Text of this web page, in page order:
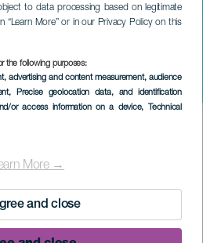
to data processing based on legitimate
“Learn More” or in our Privacy Policy on this
the following purposes:
advertising and content measurement, audience
, Precise geolocation data, and identification
or access information on a device, Technical
More →
and close
hästar